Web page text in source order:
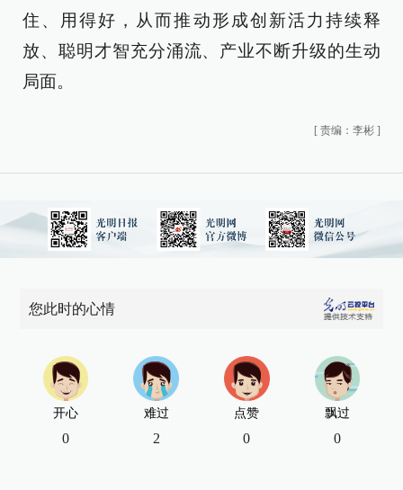
住、用得好，从而推动形成创新活力持续释
放、聪明才智充分涌流、产业不断升级的生动
局面。
[ 责编：李彬 ]
您此时的心情
开心
0
难过
2
点赞
0
飘过
0